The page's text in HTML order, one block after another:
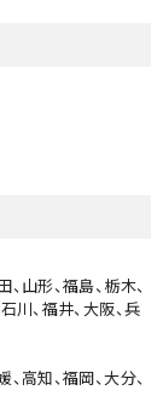
山形、福島、栃木、
川、福井、大阪、兵
高知、福岡、大分、